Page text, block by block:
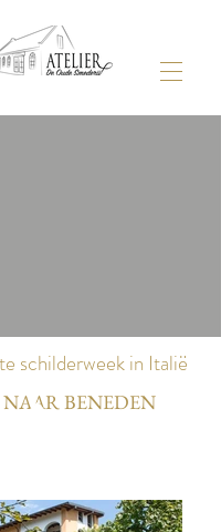
schilderweek in Italië
BENEDEN